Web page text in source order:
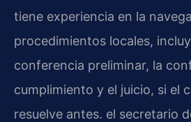
tiene experiencia en la
procedimientos locales,
conferencia preliminar, la
cumplimiento y el juicio, si el
resuelve antes. el secretario